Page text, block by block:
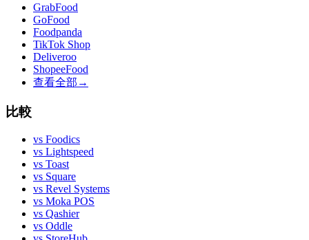
GrabFood
GoFood
Foodpanda
TikTok Shop
Deliveroo
ShopeeFood
查看全部 →
比較
vs Foodics
vs Lightspeed
vs Toast
vs Square
vs Revel Systems
vs Moka POS
vs Qashier
vs Oddle